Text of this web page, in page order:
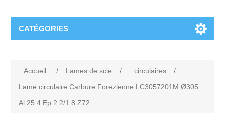
CATÉGORIES
Accueil / Lames de scie / circulaires
/
Lame circulaire Carbure Forezienne LC3057201M Ø305
Al:25.4 Ep:2.2/1.8 Z72